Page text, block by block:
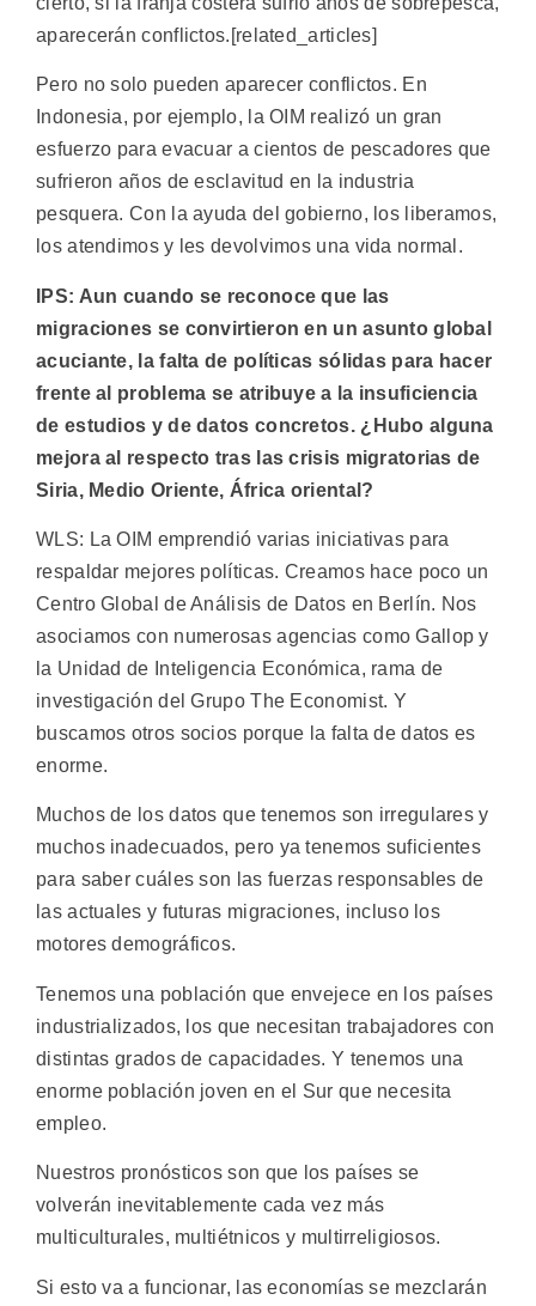
aparecerán conflictos.[related_articles]
Pero no solo pueden aparecer conflictos. En
Indonesia, por ejemplo, la OIM realizó un gran
esfuerzo para evacuar a cientos de pescadores que
sufrieron años de esclavitud en la industria
pesquera. Con la ayuda del gobierno, los liberamos,
los atendimos y les devolvimos una vida normal.
IPS: Aun cuando se reconoce que las
migraciones se convirtieron en un asunto global
acuciante, la falta de políticas sólidas para hacer
frente al problema se atribuye a la insuficiencia
de estudios y de datos concretos. ¿Hubo alguna
mejora al respecto tras las crisis migratorias de
Siria, Medio Oriente, África oriental?
WLS: La OIM emprendió varias iniciativas para
respaldar mejores políticas. Creamos hace poco un
Centro Global de Análisis de Datos en Berlín. Nos
asociamos con numerosas agencias como Gallop y
la Unidad de Inteligencia Económica, rama de
investigación del Grupo The Economist. Y
buscamos otros socios porque la falta de datos es
enorme.
Muchos de los datos que tenemos son irregulares y
muchos inadecuados, pero ya tenemos suficientes
para saber cuáles son las fuerzas responsables de
las actuales y futuras migraciones, incluso los
motores demográficos.
Tenemos una población que envejece en los países
industrializados, los que necesitan trabajadores con
distintas grados de capacidades. Y tenemos una
enorme población joven en el Sur que necesita
empleo.
Nuestros pronósticos son que los países se
volverán inevitablemente cada vez más
multiculturales, multiétnicos y multirreligiosos.
Si esto va a funcionar, las economías se mezclarán